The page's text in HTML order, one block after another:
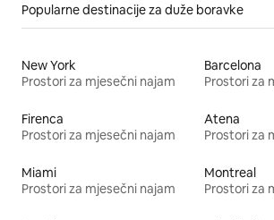
Popularne destinacije za duže boravke
New York
Prostori za mjesečni najam
Barcelona
Prostori za
Firenca
Prostori za mjesečni najam
Atena
Prostori za
Miami
Prostori za mjesečni najam
Montreal
Prostori za